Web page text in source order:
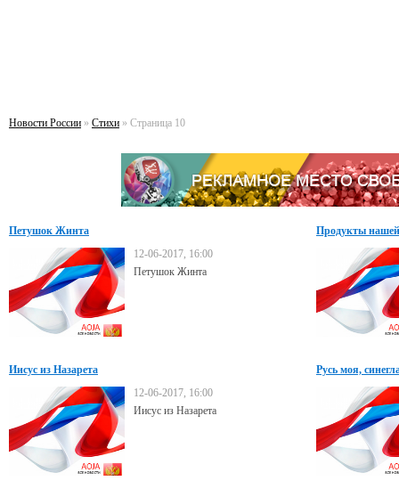
Новости России » Стихи » Страница 10
Петушок Жинта
12-06-2017, 16:00
Петушок Жинта
Продукты
Иисус из Назарета
12-06-2017, 16:00
Иисус из Назарета
Русь моя,